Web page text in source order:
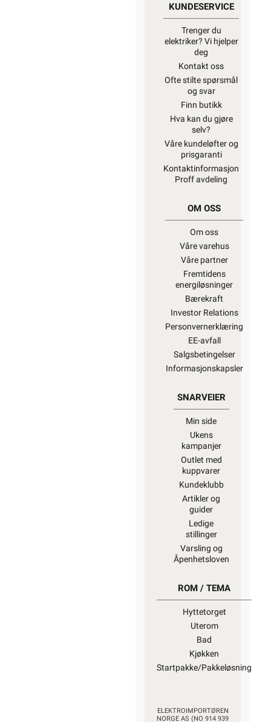
Unntatt er
elektrisk
materiell som
utelukkende er
ment for bruk i
faste
teleinstallasjoner,
og elektrisk
materiell som
forbruker selv
lovlig kan
installere.
Ønsker du mer
informasjon, se
”Hva kan du
gjøre selv?”,
hvor du også
lenke til dsb
(Direktoratet
for
samfunnssikkerhet
og beredskap)
“Hva kan
privatpersoner
gjøre selv på
det elektriske
anlegget?”
Alt som går på
strøm eller
batterier (EE-
avfall) skal
leveres til retur
når det ikke
lenger. Du kan
returnere dette
gratis i en av
våre varehus
og/eller andre
butikker som
selger samme
type varer.“Når
EE-produkter
blir avfall”
Vi kapper det
meste av
lagerført kabel
og ledning til
ønsket lengde
for kun kr. 30,-
Kapping av ikke
lagerført
spesialkabel på
trommel må vi
viderebelaste ett
gebyr på kr. 600,- fra
vår produsent